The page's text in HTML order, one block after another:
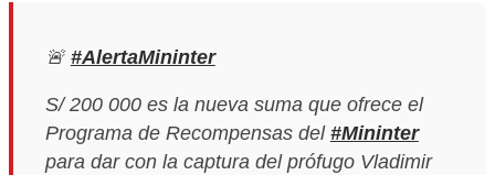
🚨 #AlertaMininter
S/ 200 000 es la nueva suma que ofrece el
Programa de Recompensas del #Mininter
para dar con la captura del prófugo Vladimir